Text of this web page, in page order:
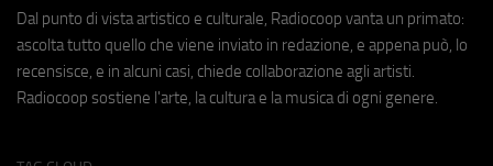
Dal punto di vista artistico e culturale, Radiocoop vanta un primato:
ascolta tutto quello che viene inviato in redazione, e appena può, lo
recensisce, e in alcuni casi, chiede collaborazione agli artisti.
Radiocoop sostiene l'arte, la cultura e la musica di ogni genere.